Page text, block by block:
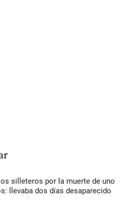
silleteros por la muerte de uno
llevaba dos días desaparecido